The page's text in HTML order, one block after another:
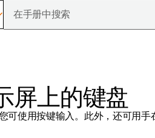
新闻
注册新闻
（在新窗
屏上的键盘
可使用按键输入。此外，还可用手